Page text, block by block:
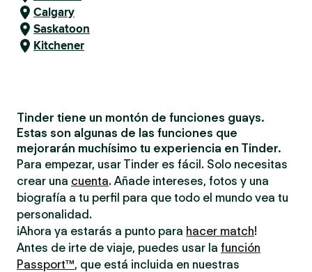
Calgary
Saskatoon
Kitchener
Tinder tiene un montón de funciones guays.
Estas son algunas de las funciones que
mejorarán muchísimo tu experiencia en Tinder.
Para empezar, usar Tinder es fácil. Solo necesitas
crear una cuenta. Añade intereses, fotos y una
biografía a tu perfil para que todo el mundo vea tu
personalidad.
¡Ahora ya estarás a punto para hacer match!
Antes de irte de viaje, puedes usar la función
Passport™, que está incluida en nuestras